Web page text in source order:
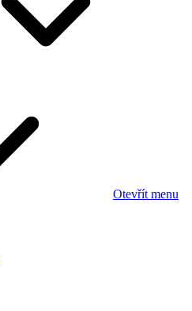
Otevřít menu